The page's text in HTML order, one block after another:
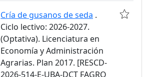
Cría de gusanos de seda .
Ciclo lectivo: 2026-2027.
(Optativa). Licenciatura en
Economía y Administración
Agrarias. Plan 2017. [RESCD-
2026-514-E-UBA-DCT FAGRO